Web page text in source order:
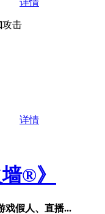
攻击
详情
®》
戏假人、直播...